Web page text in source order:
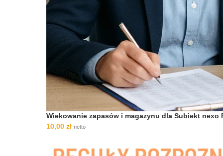
Wiekowanie zapasów i magazynu dla Subiekt nexo
10,00 zł netto